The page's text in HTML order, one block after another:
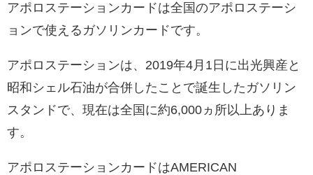
アポロステーションカードは全国のアポロステーシ
ョンで使えるガソリンカードです。
アポロステーションは、2019年4月1日に出光興産と
昭和シェル石油が合併したことで誕生したガソリン
スタンドで、現在は全国に約6,000ヵ所以上ありま
す。
アポロステーションカードはAMERICAN